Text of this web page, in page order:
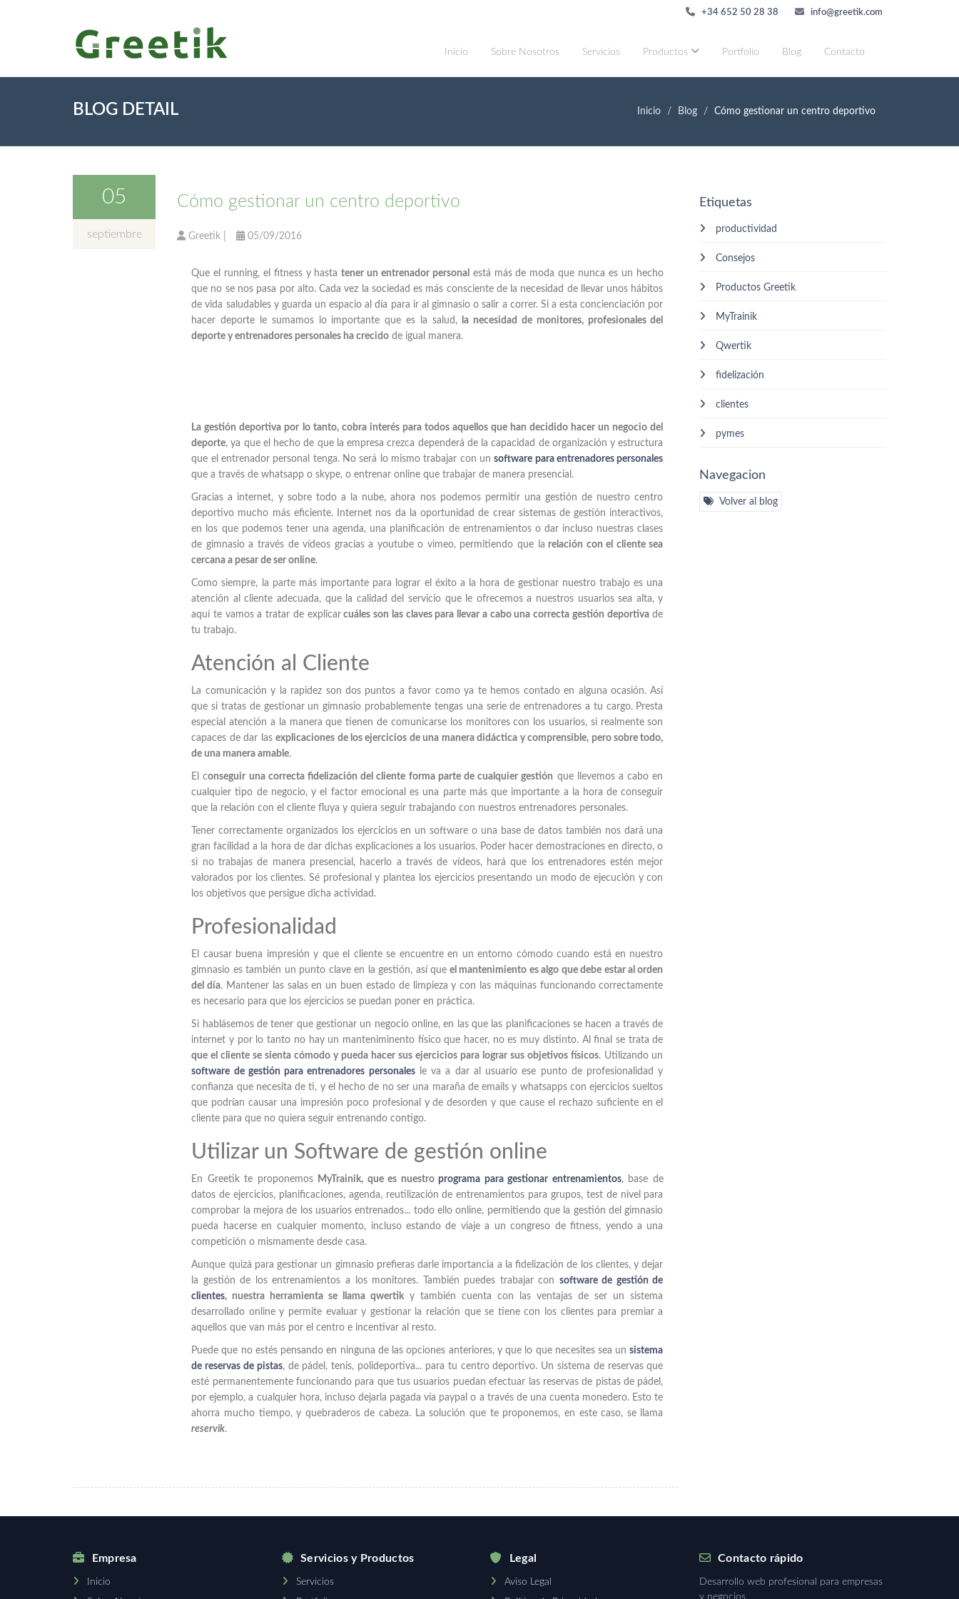
+34 652 50 28 38 info@greetik.com
Inicio Sobre Nosotros Servicios Productos Portfolio Blog Contacto
BLOG DETAIL Inicio Blog Cómo gestionar un centro deportivo
05
septiembre
Cómo gestionar un centro deportivo
Greetik 05/09/2016
Que el running, el fitness y hastatener un entrenador personal está más de moda que nunca es un hecho
que no se nos pasa por alto. Cada vez la sociedad es más consciente de la necesidad de llevar unos hábitos
de vida saludables y guarda un espacio al día para ir al gimnasio o salir a correr. Si a esta concienciación por
hacer deporte le sumamos lo importante que es la salud,
la necesidad de monitores, profesionales del
deporte y entrenadores personales ha crecido de igual manera.
La gestión deportiva por lo tanto, cobra interés para todos aquellos que han decidido hacer un negocio del
deporte, ya que el hecho de que la empresa crezca dependerá de la capacidad de organización y estructura
que el entrenador personal tenga. No será lo mismo trabajar con unsoftware para entrenadores personales
que a través de whatsapp o skype, o entrenar online que trabajar de manera presencial.
Gracias a internet, y sobre todo a la nube, ahora nos podemos permitir una gestión de nuestro centro
deportivo mucho más eficiente. Internet nos da la oportunidad de crear sistemas de gestión interactivos,
en los que podemos tener una agenda, una planificación de entrenamientos o dar incluso nuestras clases
de gimnasio a través de vídeos gracias a youtube o vimeo, permitiendo que la relación con el cliente sea
cercana a pesar de ser online.
Como siempre, la parte más importante para lograr el éxito a la hora de gestionar nuestro trabajo es una
atención al cliente adecuada, que la calidad del servicio que le ofrecemos a nuestros usuarios sea alta, y
aquí te vamos a tratar de explicarcuáles son las claves para llevar a cabo una correcta gestión deportivade
tu trabajo.
Atención al Cliente
La comunicación y la rapidez son dos puntos a favor como ya te hemos contado en alguna ocasión. Así
que si tratas de gestionar un gimnasio probablemente tengas una serie de entrenadores a tu cargo. Presta
especial atención a la manera que tienen de comunicarse los monitores con los usuarios, si realmente son
capaces de dar lasexplicaciones de los ejercicios de una manera didáctica y comprensible, pero sobre todo,
de una manera amable.
El conseguir una correcta fidelización del cliente forma parte de cualquier gestión que llevemos a cabo en
cualquier tipo de negocio, y el factor emocional es una parte más que importante a la hora de conseguir
que la relación con el cliente fluya y quiera seguir trabajando con nuestros entrenadores personales.
Tener correctamente organizados los ejercicios en un software o una base de datos también nos dará una
gran facilidad a la hora de dar dichas explicaciones a los usuarios. Poder hacer demostraciones en directo, o
si no trabajas de manera presencial, hacerlo a través de vídeos, hará que los entrenadores estén mejor
valorados por los clientes. Sé profesional y plantea los ejercicios presentando un modo de ejecución y con
los objetivos que persigue dicha actividad.
Profesionalidad
El causar buena impresión y que el cliente se encuentre en un entorno cómodo cuando está en nuestro
gimnasio es también un punto clave en la gestión, así que el mantenimiento es algo que debe estar al orden
del día. Mantener las salas en un buen estado de limpieza y con las máquinas funcionando correctamente
es necesario para que los ejercicios se puedan poner en práctica.
Si hablásemos de tener que gestionar un negocio online, en las que las planificaciones se hacen a través de
internet y por lo tanto no hay un manteniminento físico que hacer, no es muy distinto. Al final se trata de
que el cliente se sienta cómodo y pueda hacer sus ejercicios para lograr sus objetivos físicos. Utilizando un
software de gestión para entrenadores personalesle va a dar al usuario ese punto de profesionalidad y
confianza que necesita de ti, y el hecho de no ser una maraña de emails y whatsapps con ejercicios sueltos
que podrían causar una impresión poco profesional y de desorden y que cause el rechazo suficiente en el
cliente para que no quiera seguir entrenando contigo.
Utilizar un Software de gestión online
En Greetik te proponemos MyTrainik, que es nuestroprograma para gestionar entrenamientos, base de
datos de ejercicios, planificaciones, agenda, reutilización de entrenamientos para grupos, test de nivel para
comprobar la mejora de los usuarios entrenados... todo ello online, permitiendo que la gestión del gimnasio
pueda hacerse en cualquier momento, incluso estando de viaje a un congreso de fitness, yendo a una
competición o mismamente desde casa.
Aunque quizá para gestionar un gimnasio prefieras darle importancia a la fidelización de los clientes, y dejar
la gestión de los entrenamientos a los monitores. También puedes trabajar con software de gestión de
clientes, nuestra herramienta se llama qwertiky también cuenta con las ventajas de ser un sistema
desarrollado online y permite evaluar y gestionar la relación que se tiene con los clientes para premiar a
aquellos que van más por el centro e incentivar al resto.
Puede que no estés pensando en ninguna de las opciones anteriores, y que lo que necesites sea unsistema
de reservas de pistas, de pádel, tenis, polideportiva... para tu centro deportivo. Un sistema de reservas que
esté permanentemente funcionando para que tus usuarios puedan efectuar las reservas de pistas de pádel,
por ejemplo, a cualquier hora, incluso dejarla pagada vía paypal o a través de una cuenta monedero. Esto te
ahorra mucho tiempo, y quebraderos de cabeza. La solución que te proponemos, en este caso, se llama
reservik.
Etiquetas
productividad
Consejos
Productos Greetik
MyTrainik
Qwertik
fidelización
clientes
pymes
Navegacion
Volver al blog
Empresa
Inicio
Servicios y Productos
Servicios
Legal
Aviso Legal
Contacto rápido
Desarrollo web profesional para empresas
y negocios.